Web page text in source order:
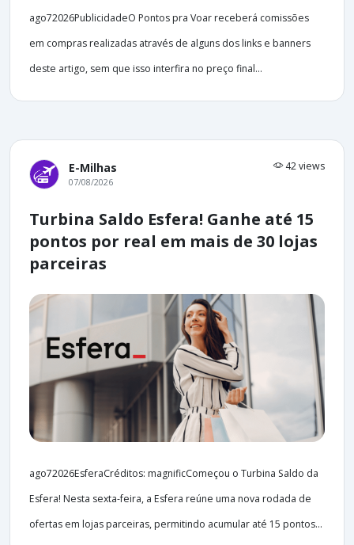
ago72026PublicidadeO Pontos pra Voar receberá comissões
em compras realizadas através de alguns dos links e banners
deste artigo, sem que isso interfira no preço final...
E-Milhas 42 views
07/08/2026
Turbina Saldo Esfera! Ganhe até 15
pontos por real em mais de 30 lojas
parceiras
ago72026EsferaCréditos: magnificComeçou o Turbina Saldo da
Esfera! Nesta sexta-feira, a Esfera reúne uma nova rodada de
ofertas em lojas parceiras, permitindo acumular até 15 pontos...